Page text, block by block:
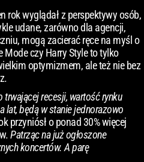
rok wyglądał z perspektywy osób,
udane, zarówno dla agencji,
mogą zacierać ręce na myśl o
Mode czy Harry Style to tylko
optymizmem, ale też nie bez
recesji, wartość rynku
lat, będą w stanie jednorazowo
przyniósł o ponad 30% więcej
Patrząc na już ogłoszone
koncertów. A parę